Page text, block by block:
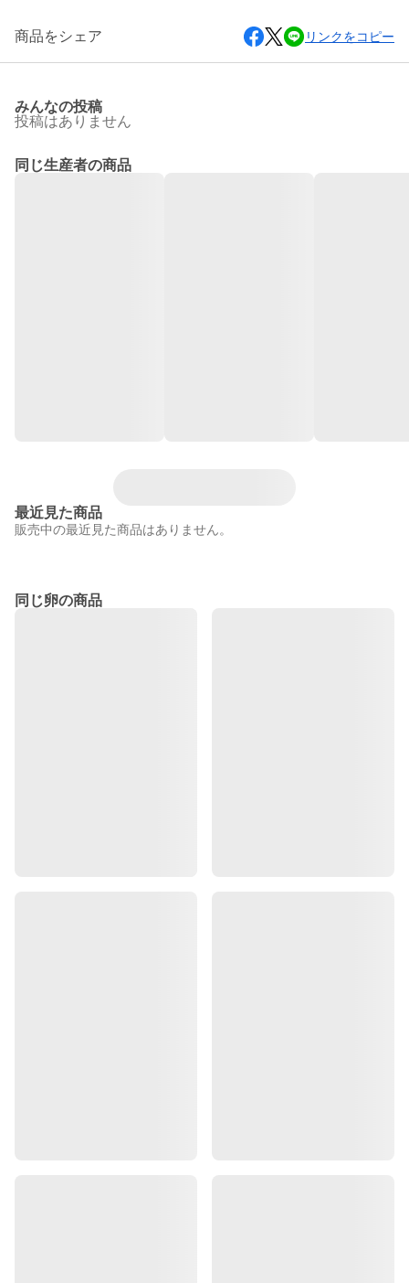
商品をシェア リンクをコピー
みんなの投稿
投稿はありません
同じ生産者の商品
最近見た商品
販売中の最近見た商品はありません。
同じ卵の商品